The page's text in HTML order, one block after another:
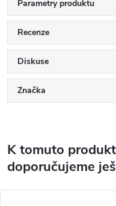
Parametry produktu
Recenze
Diskuse
Značka
K tomuto
doporučujeme